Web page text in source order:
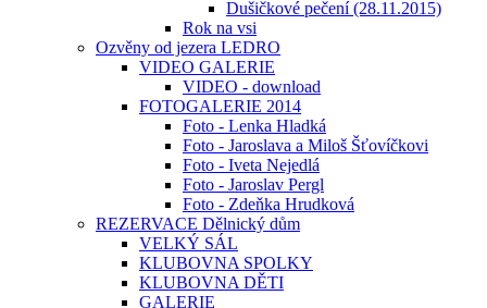
Dušičkové pečení (28.11.2015)
Rok na vsi
Ozvěny od jezera LEDRO
VIDEO GALERIE
VIDEO - download
FOTOGALERIE 2014
Foto - Lenka Hladká
Foto - Jaroslava a Miloš Šťovíčkovi
Foto - Iveta Nejedlá
Foto - Jaroslav Pergl
Foto - Zdeňka Hrudková
REZERVACE Dělnický dům
VELKÝ SÁL
KLUBOVNA SPOLKY
KLUBOVNA DĚTI
GALERIE